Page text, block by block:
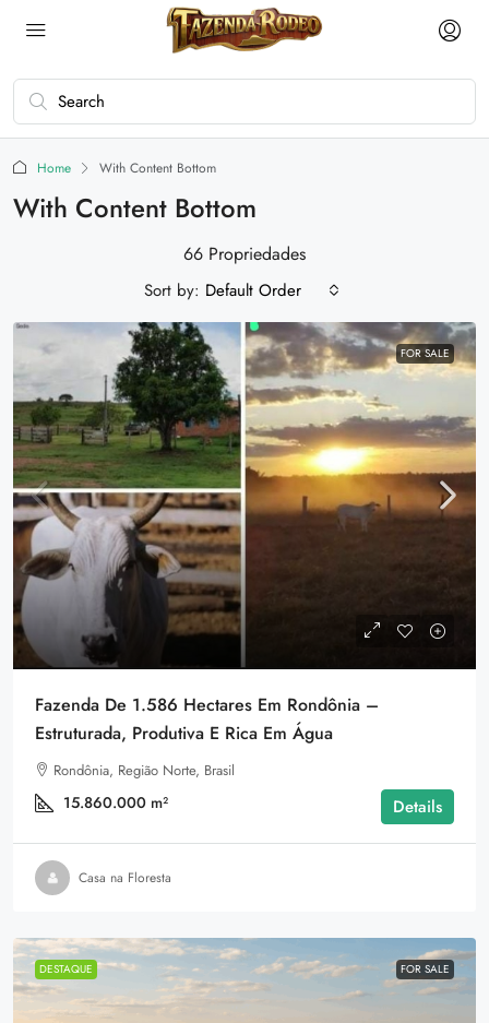
Home With Content Bottom
With Content Bottom
66 Propriedades
Sort by: Default Order
FOR SALE
Fazenda De 1.586 Hectares Em Rondônia –
Estruturada, Produtiva E Rica Em Água
Rondônia, Região Norte, Brasil
15.860.000 m² Details
Casa na Floresta
DESTAQUE FOR SALE